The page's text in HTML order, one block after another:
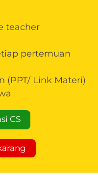
teacher
pertemuan
(PPT/ Link Materi)
CS